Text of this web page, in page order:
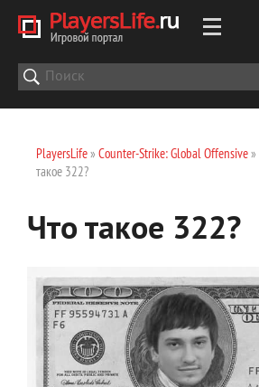
PlayersLife» Counter-Strike: Global Offensive»
такое 322?
Что такое 322?